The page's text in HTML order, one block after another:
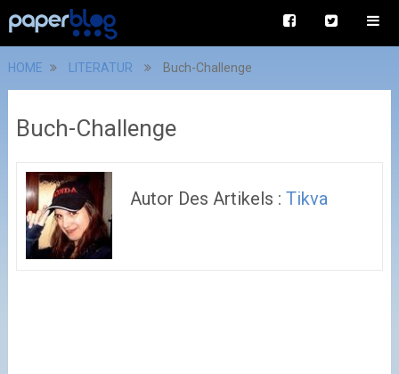
HOME LITERATUR Buch-Challenge
Buch-Challenge
Autor Des Artikels :Tikva